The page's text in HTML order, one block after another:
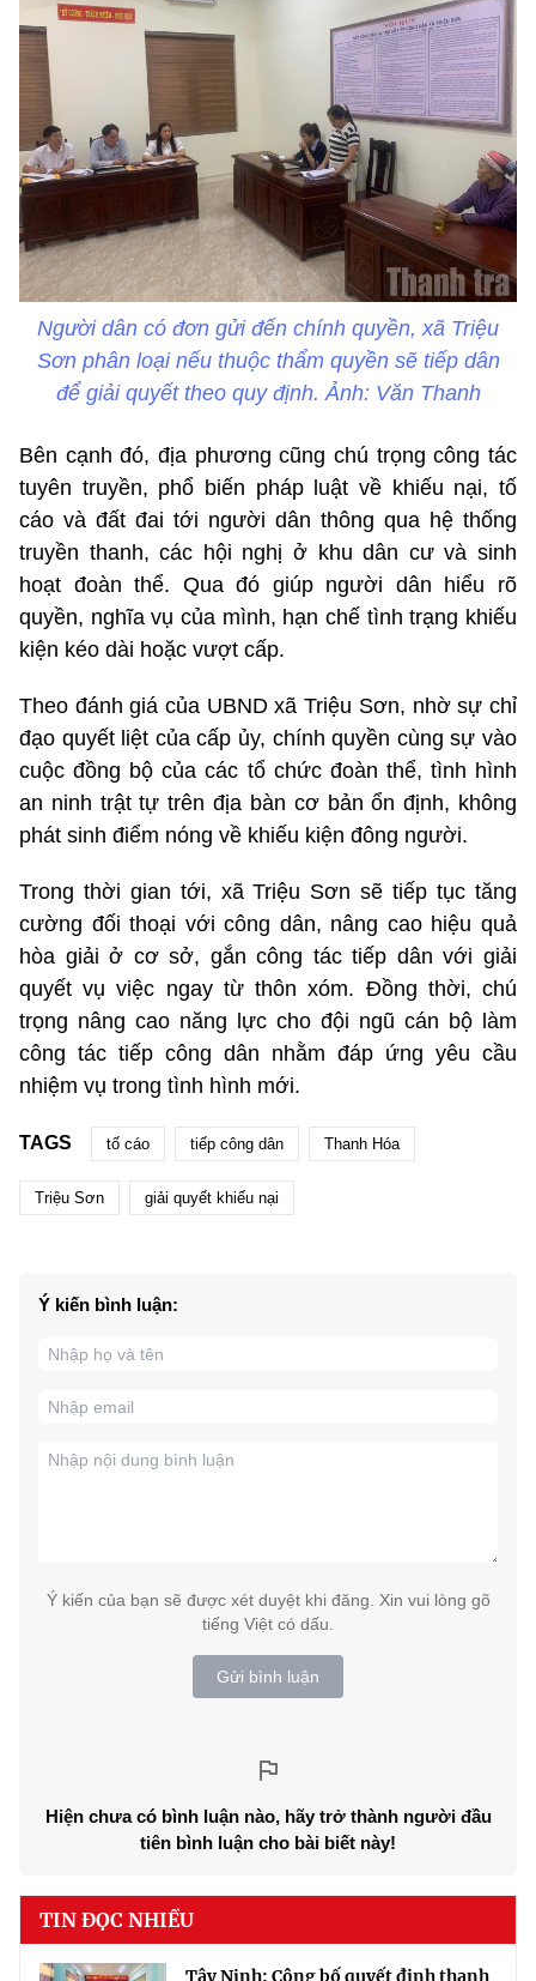
Người dân có đơn gửi đến chính quyền, xã Triệu
Sơn phân loại nếu thuộc thẩm quyền sẽ tiếp dân
để giải quyết theo quy định. Ảnh: Văn Thanh
Bên cạnh đó, địa phương cũng chú trọng công tác
tuyên truyền, phổ biến pháp luật về khiếu nại, tố
cáo và đất đai tới người dân thông qua hệ thống
truyền thanh, các hội nghị ở khu dân cư và sinh
hoạt đoàn thể. Qua đó giúp người dân hiểu rõ
quyền, nghĩa vụ của mình, hạn chế tình trạng khiếu
kiện kéo dài hoặc vượt cấp.
Theo đánh giá của UBND xã Triệu Sơn, nhờ sự chỉ
đạo quyết liệt của cấp ủy, chính quyền cùng sự vào
cuộc đồng bộ của các tổ chức đoàn thể, tình hình
an ninh trật tự trên địa bàn cơ bản ổn định, không
phát sinh điểm nóng về khiếu kiện đông người.
Trong thời gian tới, xã Triệu Sơn sẽ tiếp tục tăng
cường đối thoại với công dân, nâng cao hiệu quả
hòa giải ở cơ sở, gắn công tác tiếp dân với giải
quyết vụ việc ngay từ thôn xóm. Đồng thời, chú
trọng nâng cao năng lực cho đội ngũ cán bộ làm
công tác tiếp công dân nhằm đáp ứng yêu cầu
nhiệm vụ trong tình hình mới.
TAGS tố cáo tiếp công dân Thanh Hóa
Triệu Sơn giải quyết khiếu nại
Ý kiến bình luận:
Ý kiến của bạn sẽ được xét duyệt khi đăng. Xin vui lòng gõ
tiếng Việt có dấu.
Gửi bình luận
Hiện chưa có bình luận nào, hãy trở thành người đầu
tiên bình luận cho bài biết này!
TIN ĐỌC NHIỀU
Tây Ninh: Công bố quyết định thanh